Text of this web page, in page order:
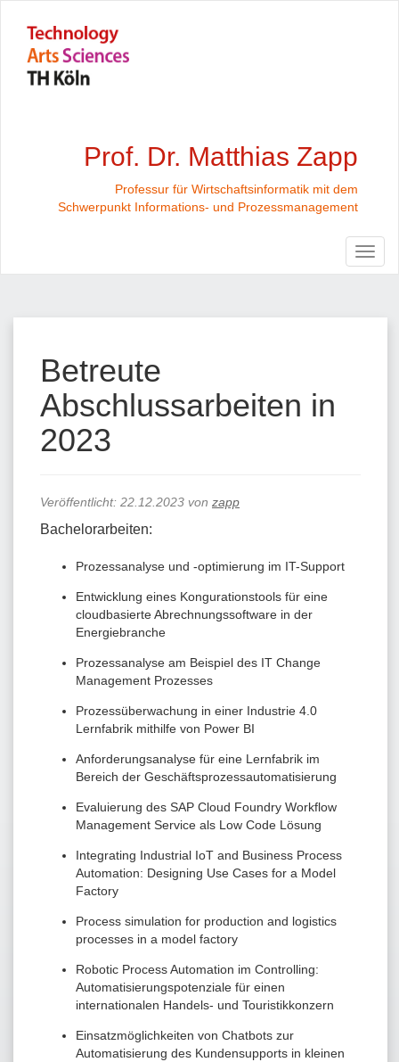
Prof. Dr. Matthias Zapp
Professur für Wirtschaftsinformatik mit dem
Schwerpunkt Informations- und Prozessmanagement
Betreute
Abschlussarbeiten in
2023
Veröffentlicht: 22.12.2023 von zapp
Bachelorarbeiten:
Prozessanalyse und -optimierung im IT-Support
Entwicklung eines Kongurationstools für eine
cloudbasierte Abrechnungssoftware in der
Energiebranche
Prozessanalyse am Beispiel des IT Change
Management Prozesses
Prozessüberwachung in einer Industrie 4.0
Lernfabrik mithilfe von Power BI
Anforderungsanalyse für eine Lernfabrik im
Bereich der Geschäftsprozessautomatisierung
Evaluierung des SAP Cloud Foundry Workflow
Management Service als Low Code Lösung
Integrating Industrial IoT and Business Process
Automation: Designing Use Cases for a Model
Factory
Process simulation for production and logistics
processes in a model factory
Robotic Process Automation im Controlling:
Automatisierungspotenziale für einen
internationalen Handels- und Touristikkonzern
Einsatzmöglichkeiten von Chatbots zur
Automatisierung des Kundensupports in kleinen